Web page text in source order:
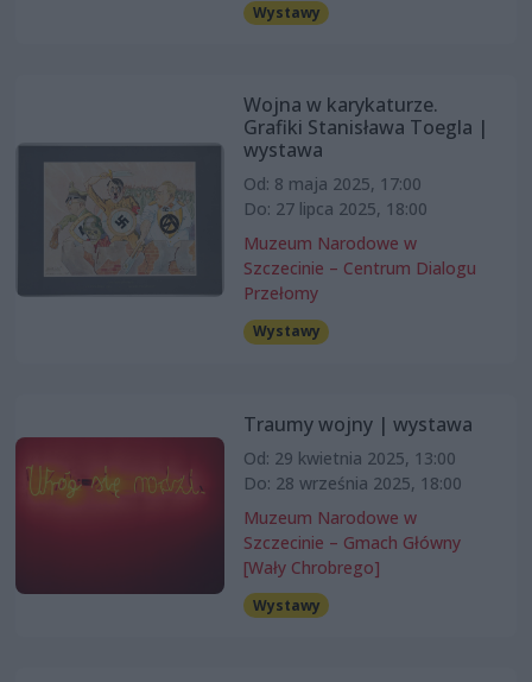
Wystawy
Wojna w karykaturze.
Grafiki Stanisława Toegla |
wystawa
Od: 8 maja 2025, 17:00
Do: 27 lipca 2025, 18:00
Muzeum Narodowe w
Szczecinie – Centrum Dialogu
Przełomy
Wystawy
Traumy wojny | wystawa
Od: 29 kwietnia 2025, 13:00
Do: 28 września 2025, 18:00
Muzeum Narodowe w
Szczecinie – Gmach Główny
[Wały Chrobrego]
Wystawy